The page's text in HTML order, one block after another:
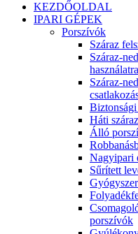
KEZDŐOLDAL
IPARI GÉPEK
Porszívók
Száraz
Száraz-
használatra
Száraz-
Háti
Álló
Nagyipari
Sűrített
porszívók